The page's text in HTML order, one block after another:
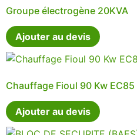
Groupe électrogène 20KVA
Ajouter au devis
Chauffage Fioul 90 Kw EC85
Ajouter au devis